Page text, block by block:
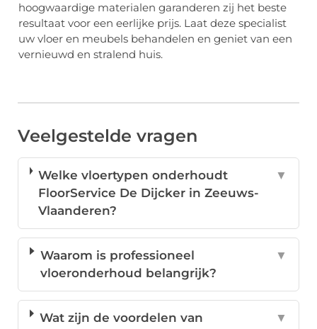
hoogwaardige materialen garanderen zij het beste
resultaat voor een eerlijke prijs. Laat deze specialist
uw vloer en meubels behandelen en geniet van een
vernieuwd en stralend huis.
Veelgestelde vragen
Welke vloertypen onderhoudt
FloorService De Dijcker in Zeeuws-
Vlaanderen?
▼
Waarom is professioneel
vloeronderhoud belangrijk?
▼
Wat zijn de voordelen van
▼